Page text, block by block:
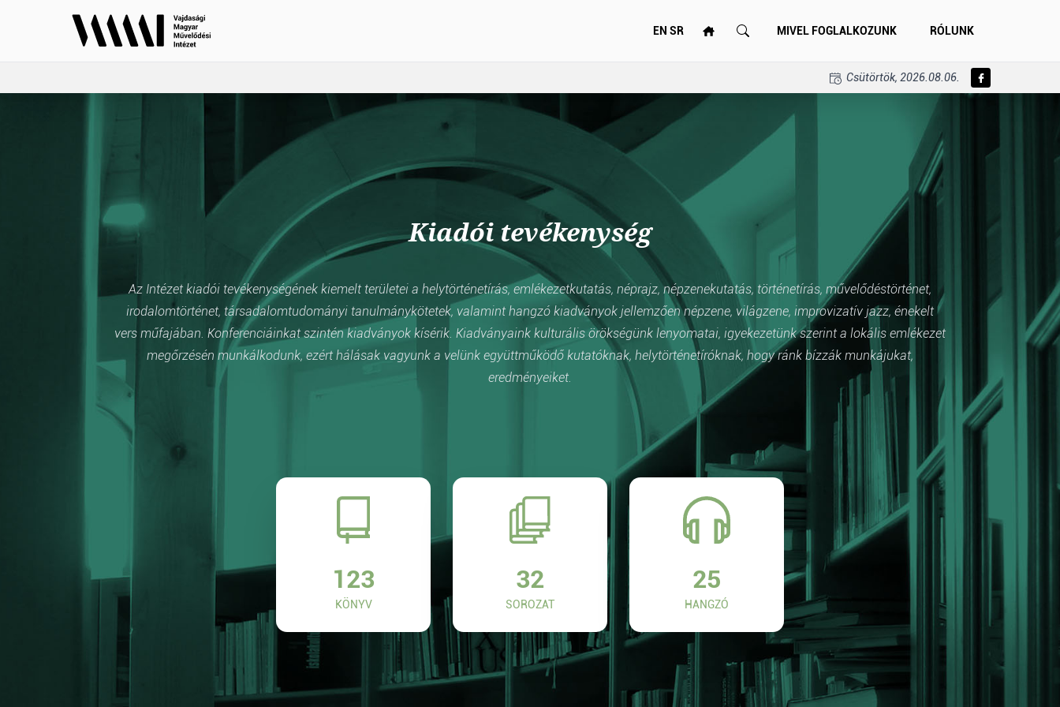
EN SR MIVEL FOGLALKOZUNK RÓLUNK
Csütörtök, 2026.08.06.
Kiadói tevékenység
Az Intézet kiadói tevékenységének kiemelt területei a helytörténetírás, emlékezetkutatás, néprajz, népzenekutatás, történetírás, művelődéstörténet,
irodalomtörténet, társadalomtudományi tanulmánykötetek, valamint hangzó kiadványok jellemzően népzene, világzene, improvizatív jazz, énekelt
vers műfajában. Konferenciáinkat szintén kiadványok kísérik. Kiadványaink kulturális örökségünk lenyomatai, igyekezetünk szerint a lokális emlékezet
megőrzésén munkálkodunk, ezért hálásak vagyunk a velünk együttműködő kutatóknak, helytörténetíróknak, hogy ránk bízzák munkájukat,
eredményeiket.
123
KÖNYV
32
SOROZAT
25
HANGZÓ